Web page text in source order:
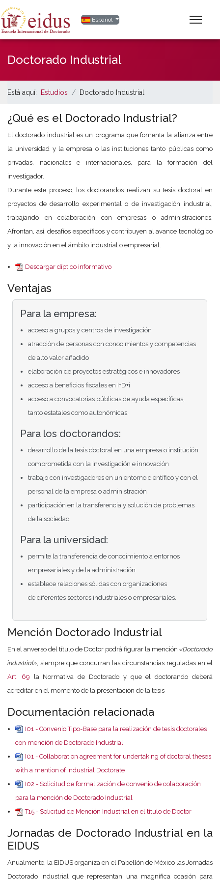
Seleccione su idioma
Español
Doctorado Industrial
Está aquí: Estudios Doctorado Industrial
¿Qué es el Doctorado Industrial?
El doctorado industrial es un programa que fomenta la alianza entre
la universidad y la empresa o las instituciones tanto públicas como
privadas, nacionales e internacionales, para la formación del
investigador.
Durante este proceso, los doctorandos realizan su tesis doctoral en
proyectos de desarrollo experimental o de investigación industrial,
trabajando en colaboración con empresas o administraciones.
Afrontan, así, desafíos específicos y contribuyen al avance tecnológico
y la innovación en el ámbito industrial o empresarial.
Descargar díptico informativo
Ventajas
Para la empresa:
acceso a grupos y centros de investigación
atracción de personas con conocimientos y competencias
de alto valor añadido
elaboración de proyectos estratégicos e innovadores
acceso a beneficios fiscales en I+D+i
acceso a convocatorias públicas de ayuda específicas,
tanto estatales como autonómicas.
Para los doctorandos:
desarrollo de la tesis doctoral en una empresa o institución
comprometida con la investigación e innovación
trabajo con investigadores en un entorno científico y con el
personal de la empresa o administración
participación en la transferencia y solución de problemas
de la sociedad
Para la universidad:
permite la transferencia de conocimiento a entornos
empresariales y de la administración
establece relaciones sólidas con organizaciones
de diferentes sectores industriales o empresariales.
Mención Doctorado Industrial
En el anverso del título de Doctor podrá figurar la mención «Doctorado
industrial», siempre que concurran las circunstancias reguladas en el
Art. 69 la Normativa de Doctorado y que el doctorando deberá
acreditar en el momento de la presentación de la tesis
Documentación relacionada
I01 - Convenio Tipo-Base para la realización de tesis doctorales
con mención de Doctorado Industrial
I01 - Collaboration agreement for undertaking of doctoral theses
with a mention of Industrial Doctorate
I02 - Solicitud de formalización de convenio de colaboración
para la mención de Doctorado Industrial
T15 - Solicitud de Mención Industrial en el título de Doctor
Jornadas de Doctorado Industrial en la
EIDUS
Anualmente, la EIDUS organiza en el Pabellón de México las Jornadas
Doctorado Industrial que representan una magnífica ocasión para